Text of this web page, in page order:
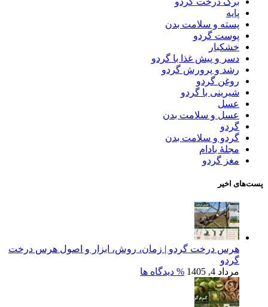
پایه
پسته و سلامت بدن
پوست گردو
خشکبار
دسر و پیش غذا با گردو
رشد و پرورش گردو
روغن گردو
شیرینی با گردو
عسل
عسل و سلامت بدن
گردو
گردو و سلامت بدن
مجلۀ بادام
مغز گردو
پست‌های اخیر
هرس درخت گردو | زمان، روش، ابزار و اصول هرس درخت
گردو
مرداد 4, 1405
% دیدگاه ها